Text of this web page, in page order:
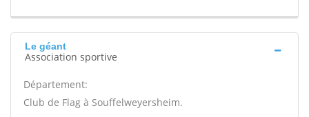
Le géant
Association sportive
Département:
Club de Flag à Souffelweyersheim.